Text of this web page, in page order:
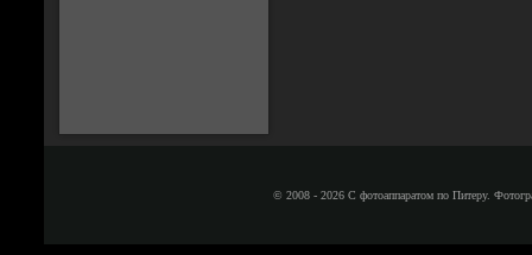
© 2008 - 2026 С фотоаппаратом по Питеру.